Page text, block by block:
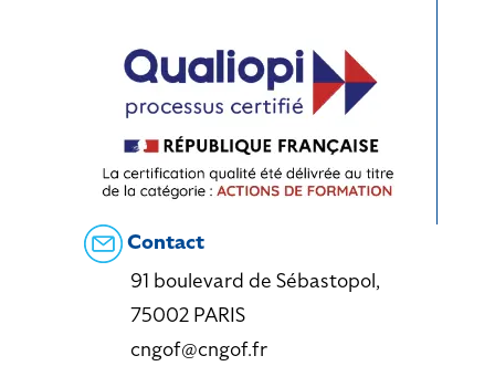
Contact
91 boulevard de Sébastopol,
75002 PARIS
cngof@cngof.fr